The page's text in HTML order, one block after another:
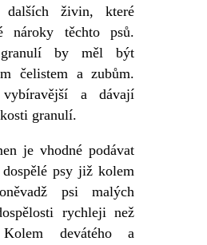
živin, které
nároky těchto psů.
by měl být
čelistem a zubům.
a dávají
granulí.
je vhodné podávat
psy již kolem
psi malých
rychleji než
devátého a